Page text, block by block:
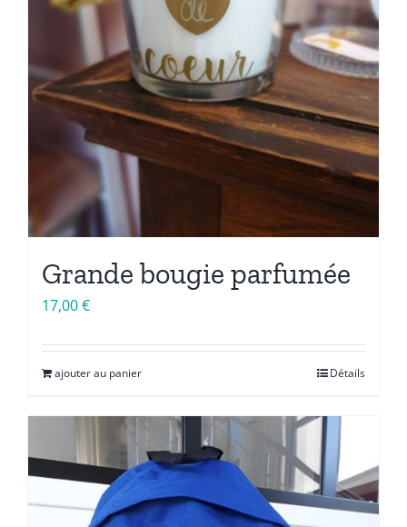
Grande bougie parfumée
17,00€
ajouter au panier Détails